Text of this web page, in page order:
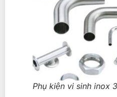
Phụ kiện vi sinh inox